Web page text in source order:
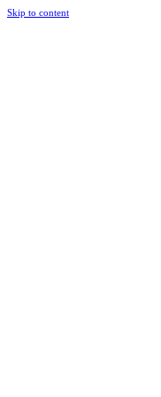
Skip to content